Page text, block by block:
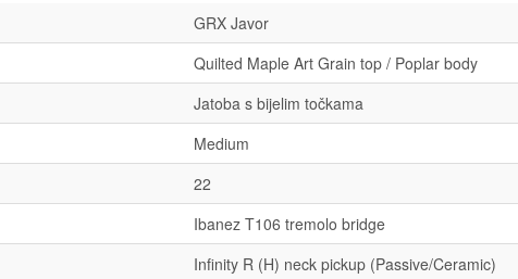
GRX Javor
Quilted Maple Art Grain top / Poplar body
Jatoba s bijelim točkama
Medium
22
Ibanez T106 tremolo bridge
Infinity R (H) neck pickup (Passive/Ceramic)